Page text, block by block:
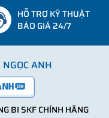
HỖ TRỢ KỸ THUẬT
BÁO GIÁ 24/7
ANH
BI SKF CHÍNH HÃNG